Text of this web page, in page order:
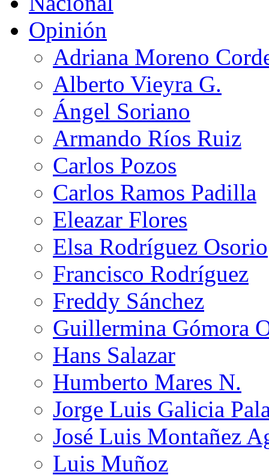
Opinión
Adriana Moreno
Alberto Vieyra G.
Ángel Soriano
Armando Ríos Ruiz
Carlos Pozos
Carlos Ramos Padilla
Eleazar Flores
Elsa Rodríguez Osorio
Francisco Rodríguez
Freddy Sánchez
Guillermina Gómora
Hans Salazar
Humberto Mares N.
Jorge Luis Galicia
José Luis Montañez
Luis Muñoz